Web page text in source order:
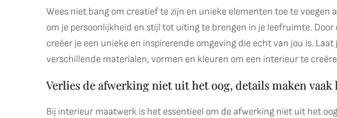
Wees niet bang om creatief te zijn en unieke elementen toe te
om je persoonlijkheid en stijl tot uiting te brengen in je leefruimte.
creëer je een unieke en inspirerende omgeving die echt van jou is.
verschillende materialen, vormen en kleuren om een interieur te
Verlies de afwerking niet uit het oog, details maken vaak
Bij interieur maatwerk is het essentieel om de afwerking niet uit het